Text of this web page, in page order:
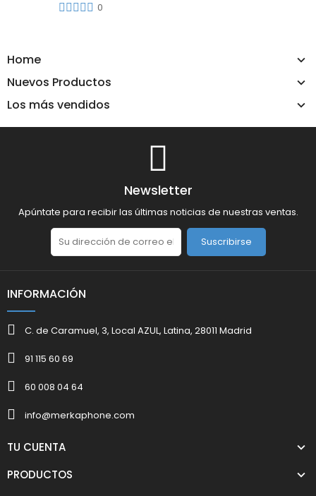
Home
Nuevos Productos
Los más vendidos
0
Newsletter
Apúntate para recibir las últimas noticias de nuestras ventas.
Suscribirse
INFORMACIÓN
C. de Caramuel, 3, Local AZUL, Latina, 28011 Madrid
91 115 60 69
60 008 04 64
info@merkaphone.com
TU CUENTA
PRODUCTOS